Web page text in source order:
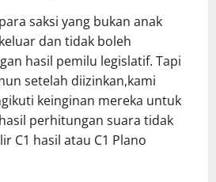
saksi yang bukan anak
dan tidak boleh
hasil pemilu legislatif. Tapi
setelah diizinkan,kami
keinginan mereka untuk
perhitungan suara tidak
C1 hasil atau C1 Plano